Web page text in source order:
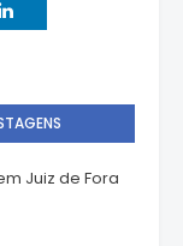
Juiz de Fora